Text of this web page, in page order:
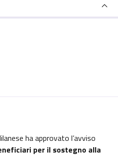
ha approvato l’avviso
per il sostegno alla